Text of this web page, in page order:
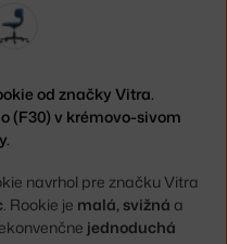
od značky Vitra.
(F30) v krémovo-sivom
navrhol pre značku Vitra
. Rookie je malá, svižná a
jednoduchá